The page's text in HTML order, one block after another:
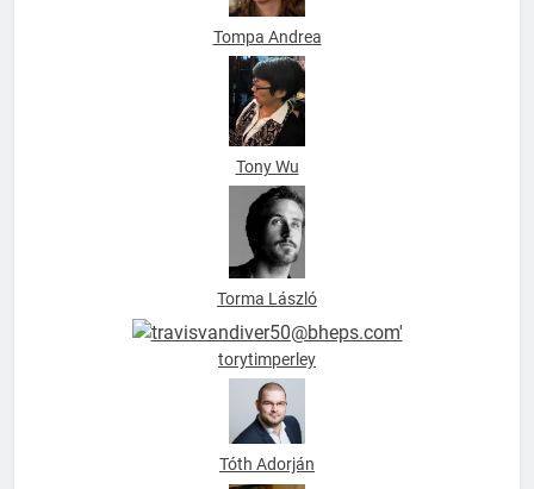
Tompa Andrea
Tony Wu
Torma László
torytimperley
Tóth Adorján